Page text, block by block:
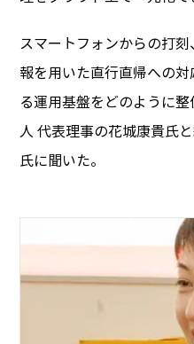
スマートフォンからの打
報を用いた直行直帰への
る運用基盤をどのように
人 代表理事の花城康貴氏
氏に聞いた。